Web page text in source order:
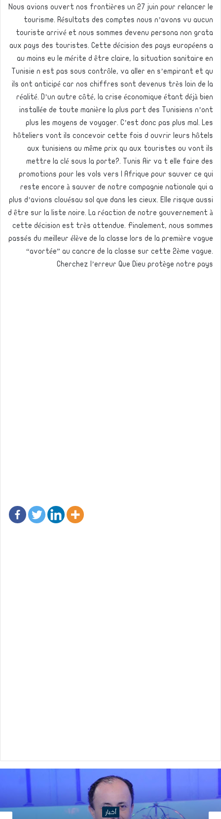
Nous avions ouvert nos frontières un 27 juin pour relancer le
tourisme. Résultats des comptes nous n’avons vu aucun
touriste arrivé et nous sommes devenu persona non grata
aux pays des touristes. Cette décision des pays européens a
au moins eu le mérite d être claire, la situation sanitaire en
Tunisie n est pas sous contrôle, va aller en s’empirant et qu
ils ont anticipé car nos chiffres sont devenus très loin de la
réalité. D’un autre côté, la crise économique étant déjà bien
installée de toute manière la plus part des Tunisiens n’ont
plus les moyens de voyager. C’est donc pas plus mal. Les
hôteliers vont ils concevoir cette fois d ouvrir leurs hôtels
aux tunisiens au même prix qu aux touristes ou vont ils
mettre la clé sous la porte?. Tunis Air va t elle faire des
promotions pour les vols vers l Afrique pour sauver ce qui
reste encore à sauver de notre compagnie nationale qui a
plus d’avions clouésau sol que dans les cieux. Elle risque aussi
d être sur la liste noire. La réaction de notre gouvernement à
cette décision est très attendue. Finalement, nous sommes
passés du meilleur élève de la classe lors de la première vague
“avortée” au cancre de la classe sur cette 2ème vague.
Cherchez l’erreur Que Dieu protège notre pays
أخبار